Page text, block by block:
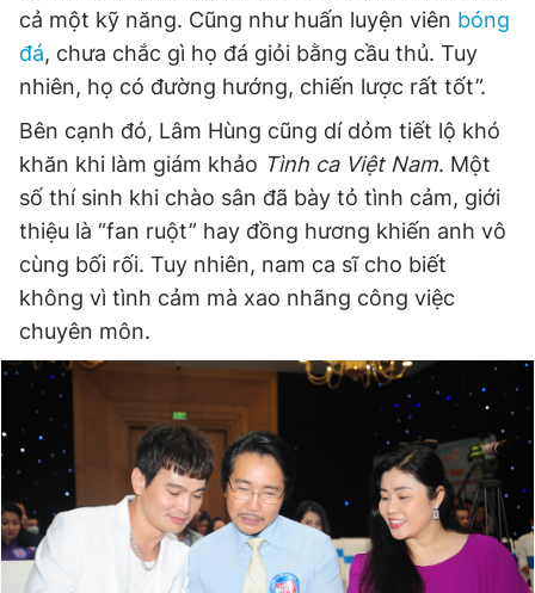
cả một kỹ năng. Cũng như huấn luyện viên bóng
đá, chưa chắc gì họ đá giỏi bằng cầu thủ. Tuy
nhiên, họ có đường hướng, chiến lược rất tốt”.
Bên cạnh đó, Lâm Hùng cũng dí dỏm tiết lộ khó
khăn khi làm giám khảo Tình ca Việt Nam. Một
số thí sinh khi chào sân đã bày tỏ tình cảm, giới
thiệu là “fan ruột” hay đồng hương khiến anh vô
cùng bối rối. Tuy nhiên, nam ca sĩ cho biết
không vì tình cảm mà xao nhãng công việc
chuyên môn.